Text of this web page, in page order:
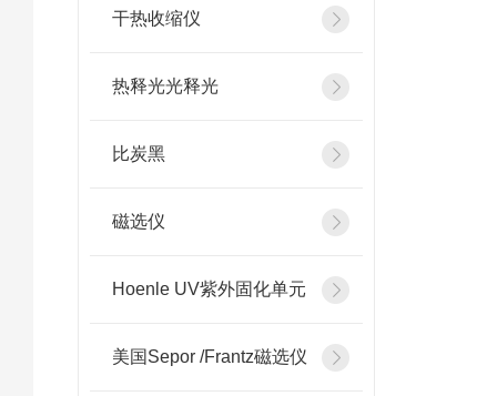
干热收缩仪
热释光光释光
比炭黑
磁选仪
Hoenle UV紫外固化单元
美国Sepor /Frantz磁选仪